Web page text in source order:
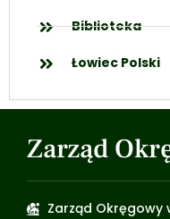
Biblioteka
Łowiec Polski
Zarząd
Zarząd Okręgowy